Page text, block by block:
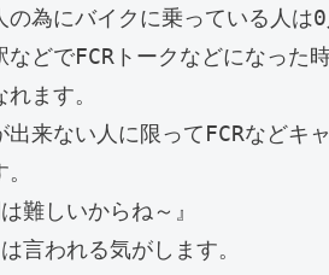
為にバイクに乗っている人は0
などでFCRトークなどになった
ます。
出来ない人に限ってFCRなどキ
難しいからね～』
言われる気がします。